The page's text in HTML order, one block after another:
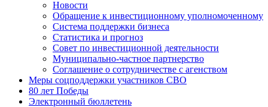
Новости
Обращение к инвестиционному уполномоченному
Система поддержки бизнеса
Статистика и прогноз
Совет по инвестиционной деятельности
Муниципально-частное партнерство
Соглашение о сотрудничестве с агенством
Меры соцподдержки участников СВО
80 лет Победы
Электронный бюллетень